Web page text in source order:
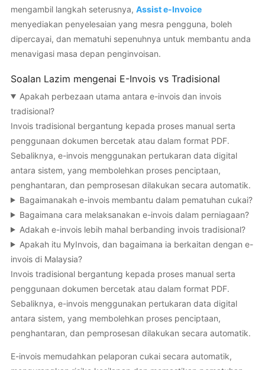
mengambil langkah seterusnya, Assist e-Invoice
menyediakan penyelesaian yang mesra pengguna, boleh
dipercayai, dan mematuhi sepenuhnya untuk membantu anda
menavigasi masa depan penginvoisan.
Soalan Lazim mengenai E-Invois vs Tradisional
Apakah perbezaan utama antara e-invois dan invois
tradisional?
Invois tradisional bergantung kepada proses manual serta
penggunaan dokumen bercetak atau dalam format PDF.
Sebaliknya, e-invois menggunakan pertukaran data digital
antara sistem, yang membolehkan proses penciptaan,
penghantaran, dan pemprosesan dilakukan secara automatik.
Bagaimanakah e-invois membantu dalam pematuhan cukai?
Bagaimana cara melaksanakan e-invois dalam perniagaan?
Adakah e-invois lebih mahal berbanding invois tradisional?
Apakah itu MyInvois, dan bagaimana ia berkaitan dengan e-
invois di Malaysia?
Invois tradisional bergantung kepada proses manual serta
penggunaan dokumen bercetak atau dalam format PDF.
Sebaliknya, e-invois menggunakan pertukaran data digital
antara sistem, yang membolehkan proses penciptaan,
penghantaran, dan pemprosesan dilakukan secara automatik.
E-invois memudahkan pelaporan cukai secara automatik,